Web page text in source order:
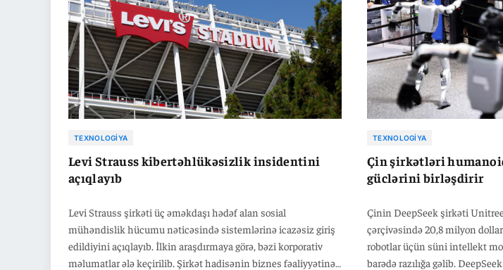
TEXNOLOGIYA
Levi Strauss kibertəhlükəsizlik insidentini
açıqlayıb
Levi Strauss şirkəti üç əməkdaşı hədəf alan sosial
mühəndislik hücumu nəticəsində sistemlərinə icazəsiz giriş
edildiyini açıqlayıb. İlkin araşdırmaya görə, bəzi korporativ
məlumatlar ələ keçirilib. Şirkət hadisənin biznes fəaliyyətinə
TEXNOLOGIYA
Çin şirkətləri
güclərini birləşdirir
Çinin DeepSeek şirkəti
çərçivəsində 20,8 milyon
robotlar üçün süni intellekt
barədə razılığa gəlib.